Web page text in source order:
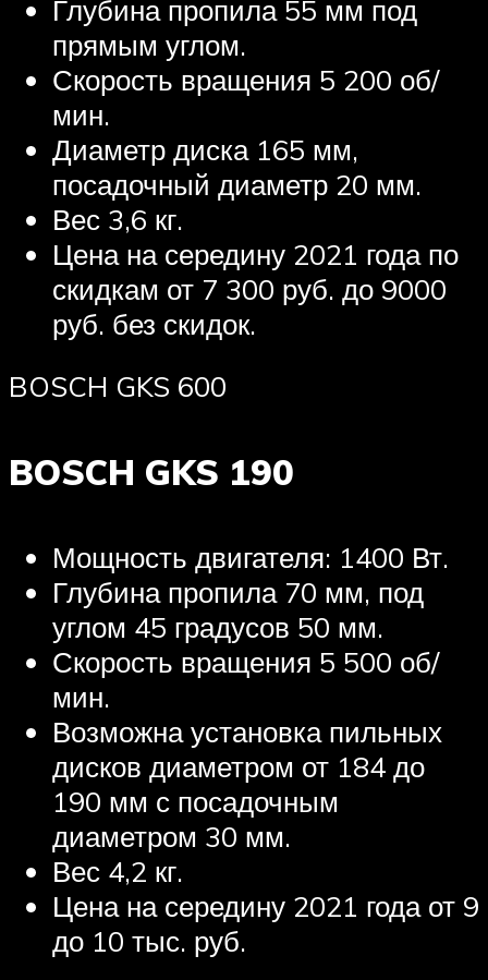
Глубина пропила 55 мм под
прямым углом.
Скорость вращения 5 200 об/
мин.
Диаметр диска 165 мм,
посадочный диаметр 20 мм.
Вес 3,6 кг.
Цена на середину 2021 года по
скидкам от 7 300 руб. до 9000
руб. без скидок.
BOSCH GKS 600
BOSCH GKS 190
Мощность двигателя: 1400 Вт.
Глубина пропила 70 мм, под
углом 45 градусов 50 мм.
Скорость вращения 5 500 об/
мин.
Возможна установка пильных
дисков диаметром от 184 до
190 мм с посадочным
диаметром 30 мм.
Вес 4,2 кг.
Цена на середину 2021 года от 9
до 10 тыс. руб.